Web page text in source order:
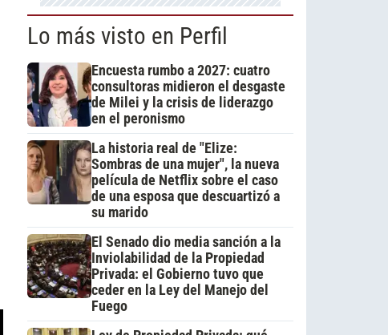
Lo más visto en Perfil
Encuesta rumbo a 2027: cuatro
consultoras midieron el desgaste
de Milei y la crisis de liderazgo
en el peronismo
La historia real de "Elize:
Sombras de una mujer", la nueva
película de Netflix sobre el caso
de una esposa que descuartizó a
su marido
El Senado dio media sanción a la
Inviolabilidad de la Propiedad
Privada: el Gobierno tuvo que
ceder en la Ley del Manejo del
Fuego